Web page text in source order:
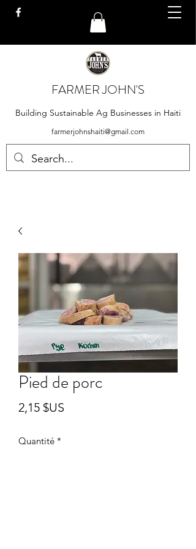
FARMER JOHN'S
Building Sustainable Ag Businesses in Haiti
farmerjohnshaiti@gmail.com
Pied de porc
2,15 $US
Quantité *